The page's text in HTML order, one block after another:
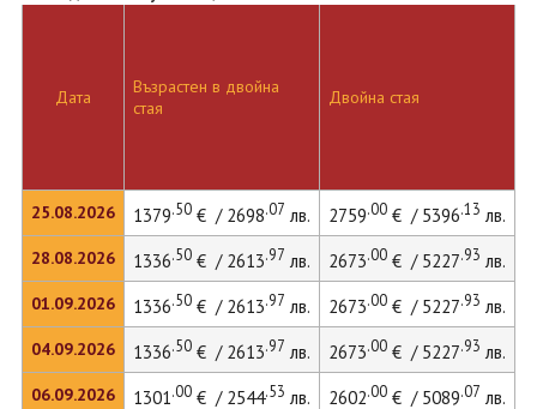
Дата
25.08.2026
28.08.2026
01.09.2026
04.09.2026
06.09.2026
Възрастен в двойна
стая
Двойна стая
1379.50€ / 2698.07 лв. 2759.00€ / 5396.13 лв.
1336.50€ / 2613.97 лв. 2673.00€ / 5227.93 лв.
1336.50€ / 2613.97 лв. 2673.00€ / 5227.93 лв.
1336.50€ / 2613.97 лв. 2673.00€ / 5227.93 лв.
1301.00€ / 2544.53 лв. 2602.00€ / 5089.07 лв.